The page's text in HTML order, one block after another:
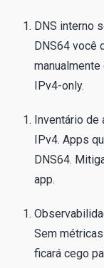
DNS interno
DNS64 você
IPv4-only.
Inventário
IPv4. Apps
DNS64.
app.
Sem
ficará cego